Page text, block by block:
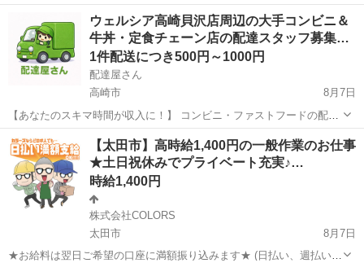
月払い選択可能) ◆お仕事内容 常温食品を扱う倉庫にて リーチフォー
クリフトでのピッキング、積み込み、搬送作業 ◇高時給 ◇完全週休2
日制...
スタッフ
ウェルシア高崎貝沢店周辺の大手コンビニ＆
牛丼・定食チェーン店の配達スタッフ募集…
1件配送につき500円～1000円
配達屋さん
高崎市
8月7日
【あなたのスキマ時間が収入に！】 コンビニ・ファストフードの配達
バイト、始めませんか？ アプリで空いた時間にサクッと配達！ 配達す
るかどうかは、オファーを見てその場で自由に決められます♪
―――――――――― ...
群馬 配送 スタッフ
【太田市】高時給1,400円の一般作業のお仕事
★土日祝休みでプライベート充実♪…
時給1,400円
株式会社COLORS
太田市
8月7日
★お給料は翌日ご希望の口座に満額振り込みます★ (日払い、週払い、